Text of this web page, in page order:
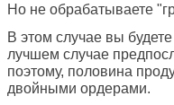
Но не обрабатываете
В этом случае вы
лучшем случае
поэтому, половина
двойными ордерами.